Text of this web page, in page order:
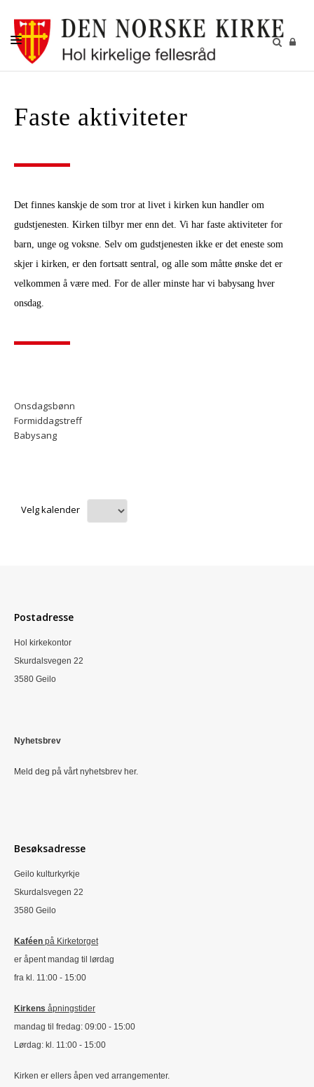
KONFIRMASJON
GRAVFERD
FASTE AKTIVITETER
GJENBRUKSBUTIKKEN
Faste aktiviteter
Det finnes kanskje de som tror at livet i kirken kun handler om
gudstjenesten. Kirken tilbyr mer enn det. Vi har faste aktiviteter for
barn, unge og voksne. Selv om gudstjenesten ikke er det eneste som
skjer i kirken, er den fortsatt sentral, og alle som måtte ønske det er
velkommen å være med. For de aller minste har vi babysang hver
onsdag.
Onsdagsbønn
Formiddagstreff
Babysang
Velg kalender
Postadresse
Hol kirkekontor
Skurdalsvegen 22
3580 Geilo
Nyhetsbrev
Meld deg på vårt nyhetsbrev her.
Besøksadresse
Geilo kulturkyrkje
Skurdalsvegen 22
3580 Geilo
Kaféen på Kirketorget
er åpent mandag til lørdag
fra kl. 11:00 - 15:00
Kirkens åpningstider
mandag til fredag: 09:00 - 15:00
Lørdag: kl. 11:00 - 15:00
Kirken er ellers åpen ved arrangementer.